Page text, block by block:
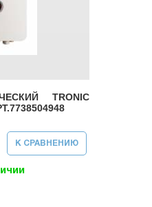
TRONIC
К СРАВНЕНИЮ
18 UA